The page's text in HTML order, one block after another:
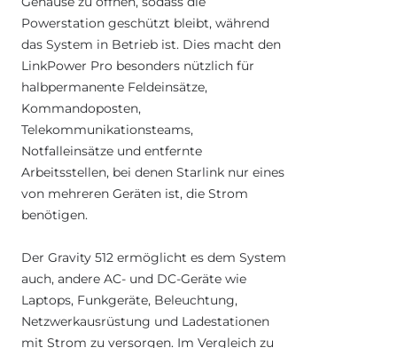
Powerstation geschützt bleibt, während
das System in Betrieb ist. Dies macht den
LinkPower Pro besonders nützlich für
halbpermanente Feldeinsätze,
Kommandoposten,
Telekommunikationsteams,
Notfalleinsätze und entfernte
Arbeitsstellen, bei denen Starlink nur eines
von mehreren Geräten ist, die Strom
benötigen.
Der Gravity 512 ermöglicht es dem System
auch, andere AC- und DC-Geräte wie
Laptops, Funkgeräte, Beleuchtung,
Netzwerkausrüstung und Ladestationen
mit Strom zu versorgen. Im Vergleich zu